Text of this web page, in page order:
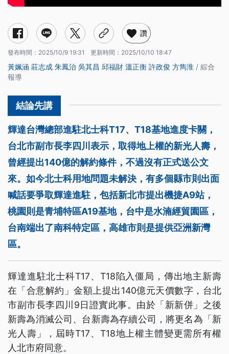
讚
發布時間： 2025/10/9 19:31 更新時間： 2025/10/10 18:47
黃姵涵 莊志成 朱鳳治 吳其昌 邱福財 溫正衡 許政俊 方雋淮 / 綜合
報導
輝達台灣總部進駐北士科T17、T18基地進度卡關，
台北市副市長李四川表示，取得地上權的新光人壽，
曾經提出140億的解約條件，不過沒有正式送公文
來。如今北士科用地問題未解決，有多個縣市則出面
喊話要爭取輝達進駐，包括新北市提出機捷A9站，
桃園則是青埔特區A19基地，台中是水湳經貿園區，
台南端出了南科特定區，高雄市則是提供亞洲新灣
區。
輝達進駐北士科T17、T18陷入僵局，傳出地主新壽
在「合意解約」金額上提出140億元天價數字，台北
市副市長李四川9日證實此事。由於「新新併」之後
新壽為消滅公司、台新壽為存續公司，將更名為「新
光人壽」，屆時T17、T18地上權主體變更需所有權
人北市府同意。